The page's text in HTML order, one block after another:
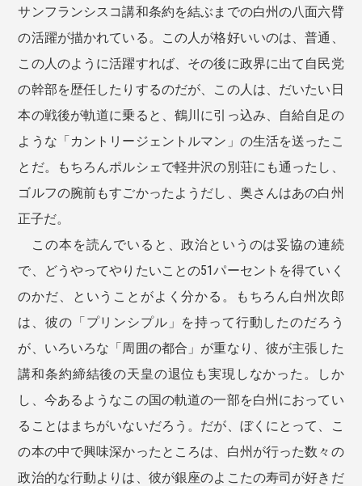
サンフランシスコ講和条約を結ぶまでの白州の八面六臂
の活躍が描かれている。この人が格好いいのは、普通、
この人のように活躍すれば、その後に政界に出て自民党
の幹部を歴任したりするのだが、この人は、だいたい日
本の戦後が軌道に乗ると、鶴川に引っ込み、自給自足の
ような「カントリージェントルマン」の生活を送ったこ
とだ。もちろんポルシェで軽井沢の別荘にも通ったし、
ゴルフの腕前もすごかったようだし、奥さんはあの白州
正子だ。
この本を読んでいると、政治というのは妥協の連続
で、どうやってやりたいことの51パーセントを得ていく
のかだ、ということがよく分かる。もちろん白州次郎
は、彼の「プリンシプル」を持って行動したのだろう
が、いろいろな「周囲の都合」が重なり、彼が主張した
講和条約締結後の天皇の退位も実現しなかった。しか
し、今あるようなこの国の軌道の一部を白州におってい
ることはまちがいないだろう。だが、ぼくにとって、こ
の本の中で興味深かったところは、白州が行った数々の
政治的な行動よりは、彼が銀座のよこたの寿司が好きだ